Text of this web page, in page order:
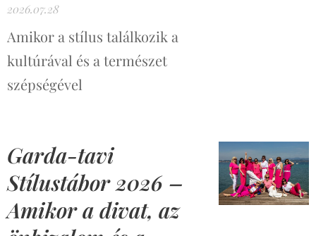
2026.07.28
Amikor a stílus találkozik a
kultúrával és a természet
szépségével
Garda-tavi
Stílustábor 2026 –
Amikor a divat, az